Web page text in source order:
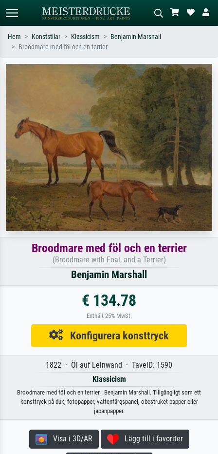
Sök efter konstnär, titel eller stil –
impressionism, Hokusai-våg, naken.
Beskriv scenen – t.ex. grön äng,
abstrakt med mycket rött, mörk
oljemålning, stående naken bredvid ett
träd.
Hem Konststilar Klassicism
Benjamin Marshall
Broodmare med föl och en terrier
Broodmare med föl och en terrier
(Broodmare with Foal, and a Terrier)
Benjamin Marshall
€ 134.78
Enthält 25% MwSt.
Konfigurera konsttryck
1822 · Öl auf Leinwand · TavelD: 1590
Klassicism
Broodmare med föl och en terrier · Benjamin Marshall. Tillgängligt som ett
konsttryck på duk, fotopapper, vattenfärgspanel, obestruket papper eller
japanpapper.
Visa i 3D/AR Lägg till i favoriter